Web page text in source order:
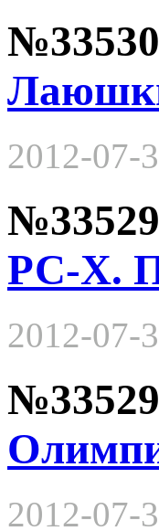
2012-07-
РС-Х.
2012-07-
2012-07-